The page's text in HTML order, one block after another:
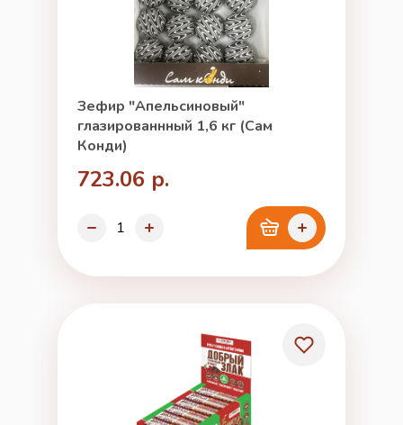
Зефир "Апельсиновый"
глазированнный 1,6 кг (Сам
Конди)
723.06 р.